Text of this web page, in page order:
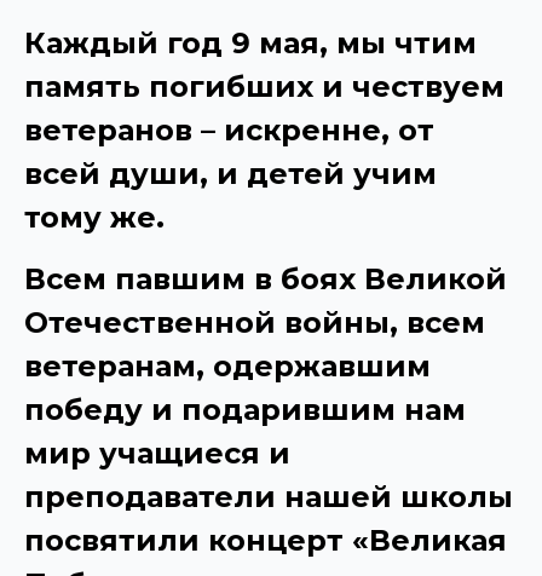
Каждый год 9 мая, мы чтим
память погибших и чествуем
ветеранов – искренне, от
всей души, и детей учим
тому же.
Всем павшим в боях Великой
Отечественной войны, всем
ветеранам, одержавшим
победу и подарившим нам
мир учащиеся и
преподаватели нашей школы
посвятили концерт «Великая